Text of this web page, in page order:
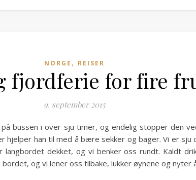
NORGE , REISER
fjordferie for fire
9. september 2015
bussen i over sju timer, og endelig stopper den
hjelper han til med å bære sekker og bager. Vi er
dekket, og vi benker oss rundt. Kaldt
og vi lener oss tilbake, lukker øynene og